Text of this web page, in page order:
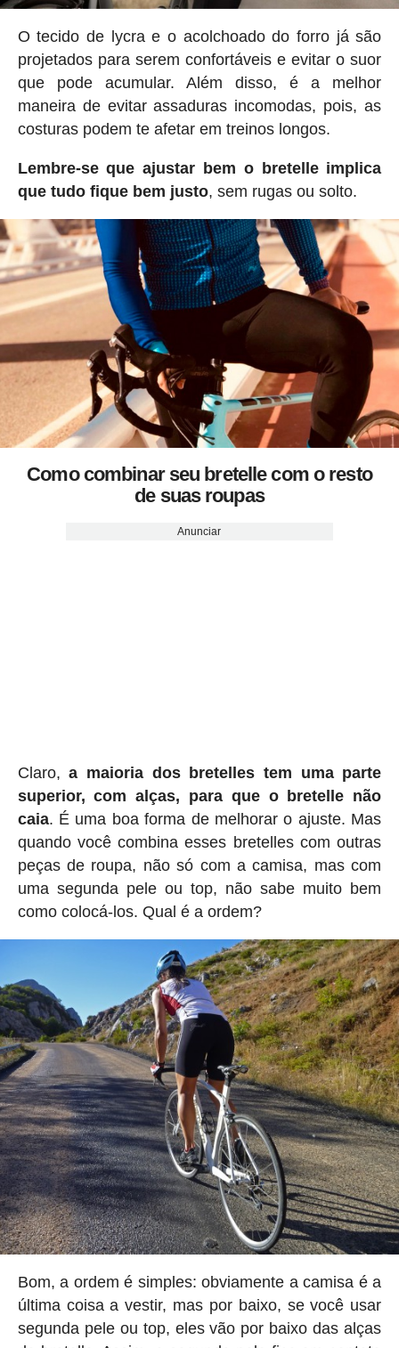
O tecido de lycra e o acolchoado do forro já são
projetados para serem confortáveis ​​e evitar o suor
que pode acumular. Além disso, é a melhor
maneira de evitar assaduras incomodas, pois, as
costuras podem te afetar em treinos longos.
Lembre-se que ajustar bem o bretelle implica
que tudo fique bem justo, sem rugas ou solto.
Como combinar seu bretelle com o resto
de suas roupas
Anunciar
Claro,a maioria dos bretelles tem uma parte
superior, com alças, para que o bretelle não
caia. É uma boa forma de melhorar o ajuste. Mas
quando você combina esses bretelles com outras
peças de roupa, não só com a camisa, mas com
uma segunda pele ou top, não sabe muito bem
como colocá-los. Qual é a ordem?
Bom, a ordem é simples: obviamente a camisa é a
última coisa a vestir, mas por baixo, se você usar
segunda pele ou top, eles vão por baixo das alças